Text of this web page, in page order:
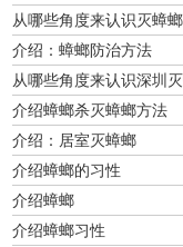
从哪些角度来认识灭蟑
介绍：蟑螂防治方法
从哪些角度来认识深圳
介绍蟑螂杀灭蟑螂方法
介绍：居室灭蟑螂
介绍蟑螂的习性
介绍蟑螂
介绍蟑螂习性